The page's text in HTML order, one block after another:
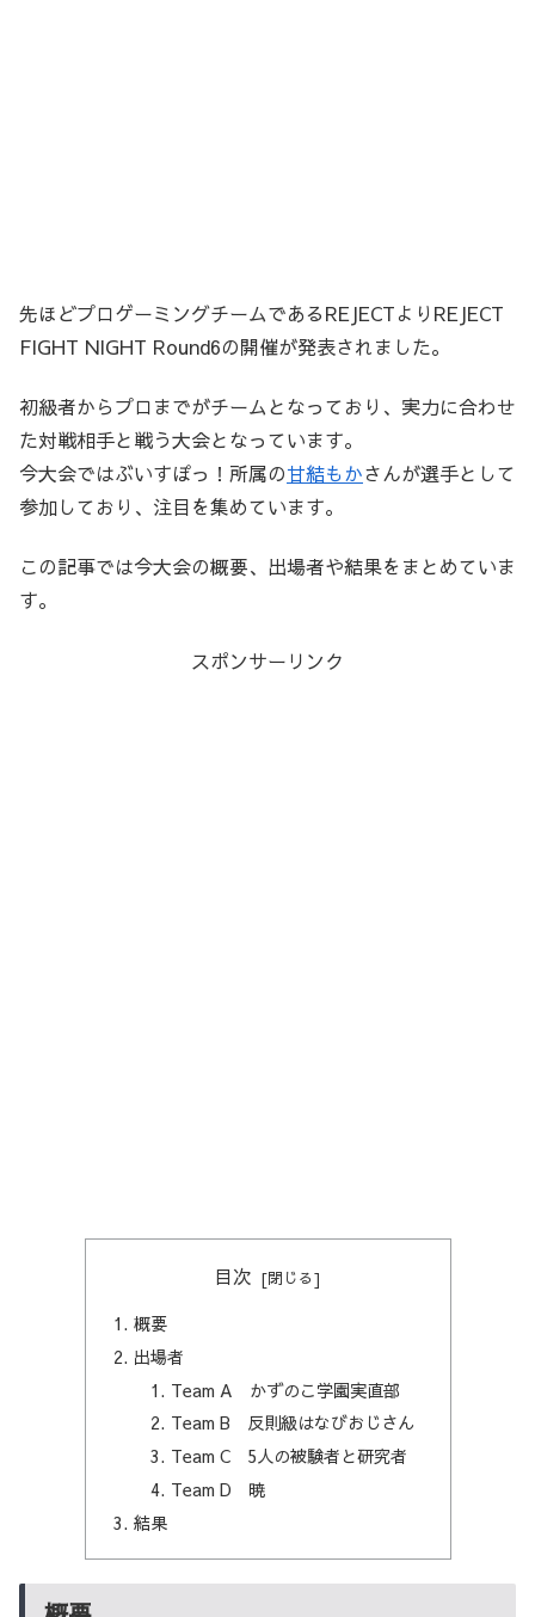
先ほどプロゲーミングチームであるREJECTよりREJECT
FIGHT NIGHT Round6の開催が発表されました。
初級者からプロまでがチームとなっており、実力に合わせ
た対戦相手と戦う大会となっています。
今大会ではぶいすぽっ！所属の甘結もかさんが選手として
参加しており、注目を集めています。
この記事では今大会の概要、出場者や結果をまとめていま
す。
スポンサーリンク
目次
概要
出場者
Team A かずのこ学園実直部
Team B 反則級はなびおじさん
Team C 5人の被験者と研究者
Team D 暁
結果